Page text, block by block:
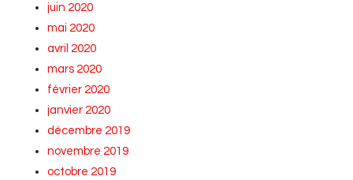
juin 2020
mai 2020
avril 2020
mars 2020
février 2020
janvier 2020
décembre 2019
novembre 2019
octobre 2019